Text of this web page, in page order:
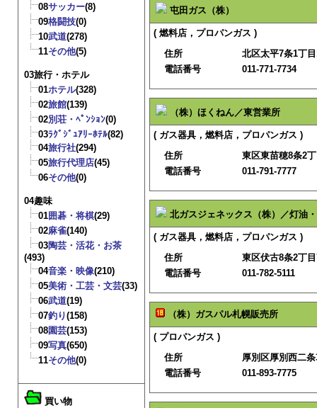
08サッカー(8)
09格闘技(0)
10武道(278)
11その他(5)
03旅行・ホテル
01ホテル(328)
02旅館(139)
02別荘・ﾍﾟﾝｼｮﾝ(0)
03ﾗｸﾞｼﾞｭｱﾘｰﾎﾃﾙ(82)
04旅行社(294)
05旅行代理店(45)
06その他(0)
04趣味
01囲碁・将棋(29)
02麻雀(140)
03陶芸・活花・お茶
(493)
04音楽・映像(210)
05美術・工芸・文芸(33)
06武道(19)
07釣り(158)
08園芸(153)
09写真(650)
11その他(0)
買い物
屯田ガス（株）
( 燃料店，プロパンガス )
住所
北区太平7条1丁
電話番号
011-771-7734
（株）ほくねん／東営業所
( ガス器具，燃料店，プロパンガス )
住所
東区東苗穂8条2
電話番号
011-791-7777
北ガスジェネックス（株）／灯油
( ガス器具，燃料店，プロパンガス )
住所
東区伏古8条2丁
電話番号
011-782-5111
（株）ガスパル札幌販売所
( プロパンガス )
住所
厚別区厚別西二
電話番号
011-893-7775